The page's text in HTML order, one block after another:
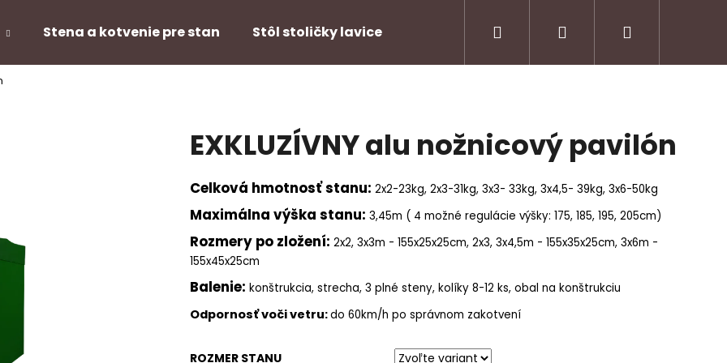
Stena a kotvenie pre stan Stôl stoličky lavice Podmienky ochrany osobných údajov
Hľadať Prihlásenie
EXKLUZÍVNY alu nožnicový pavilón
Celková hmotnosťstanu: 2x2-23kg, 2x3-31kg, 3x3- 33kg, 3x4,5- 39kg, 3x6-50kg
Maximálna výška stanu: 3,45m ( 4 možné regulácie výšky: 175, 185, 195, 205cm)
Rozmery po zložení: 2x2, 3x3m - 155x25x25cm, 2x3, 3x4,5m - 155x35x25cm, 3x6m -
155x45x25cm
Balenie: konštrukcia, strecha, 3 plné steny, kolíky 8-12 ks, obal na konštrukciu
Odpornosť voči vetru:do 60km/h po správnom zakotvení
ROZMER STANU
HĽADAŤ